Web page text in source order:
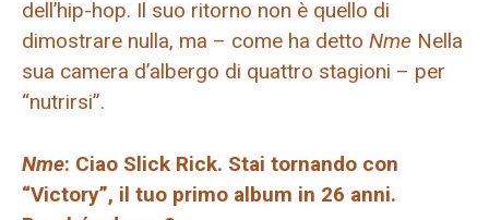
dell’hip-hop. Il suo ritorno non è quello di
dimostrare nulla, ma – come ha detto Nme Nella
sua camera d’albergo di quattro stagioni – per
“nutrirsi”.
Nme: Ciao Slick Rick. Stai tornando con
“Victory”, il tuo primo album in 26 anni.